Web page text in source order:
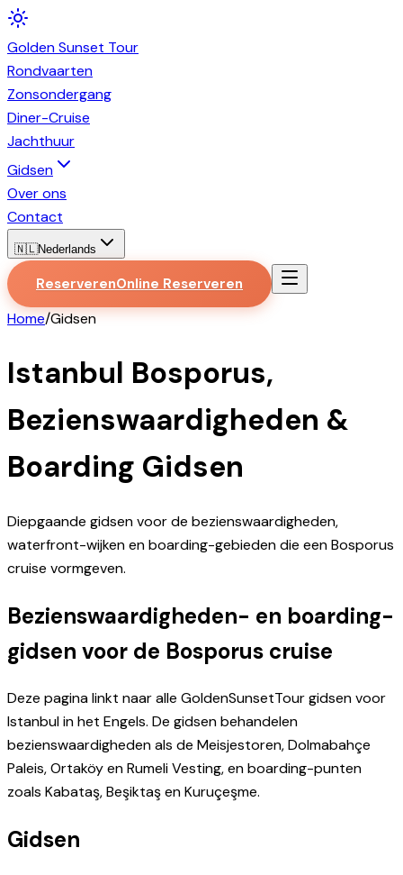
GoldenSunset Tour
Rondvaarten
Zonsondergang
Diner-Cruise
Jachthuur
Gidsen
Over ons
Contact
🇳🇱Nederlands
ReserverenOnline Reserveren
Home/Gidsen
Istanbul Bosporus,
Bezienswaardigheden &
Boarding Gidsen
Diepgaande gidsen voor de bezienswaardigheden,
waterfront-wijken en boarding-gebieden die een Bosporus
cruise vormgeven.
Bezienswaardigheden- en boarding-
gidsen voor de Bosporus cruise
Deze pagina linkt naar alle GoldenSunsetTour gidsen voor
Istanbul in het Engels. De gidsen behandelen
bezienswaardigheden als de Meisjestoren, Dolmabahçe
Paleis, Ortaköy en Rumeli Vesting, en boarding-punten
zoals Kabataş, Beşiktaş en Kuruçeşme.
Gidsen